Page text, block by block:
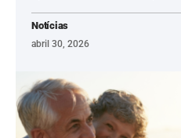
Notícias
abril 30, 2026